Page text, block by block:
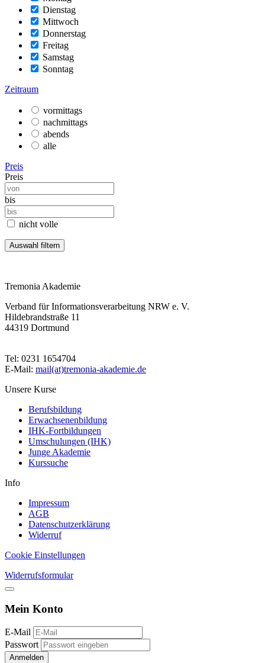
Dienstag
Mittwoch
Donnerstag
Freitag
Samstag
Sonntag
Zeitraum
vormittags
nachmittags
abends
alle
Preis
Preis
bis
nicht volle
Tremonia Akademie
Verband für Informationsverarbeitung NRW e. V.
Hildebrandstraße 11
44319 Dortmund
Tel: 0231 1654704
E-Mail: mail(at)tremonia-akademie.de
Unsere Kurse
Berufsbildung
Erwachsenenbildung
IHK-Fortbildungen
Umschulungen (IHK)
Junge Akademie
Kurssuche
Info
Impressum
AGB
Datenschutzerklärung
Widerruf
Cookie Einstellungen
Widerrufsformular
Mein Konto
E-Mail
Passwort
Anmelden